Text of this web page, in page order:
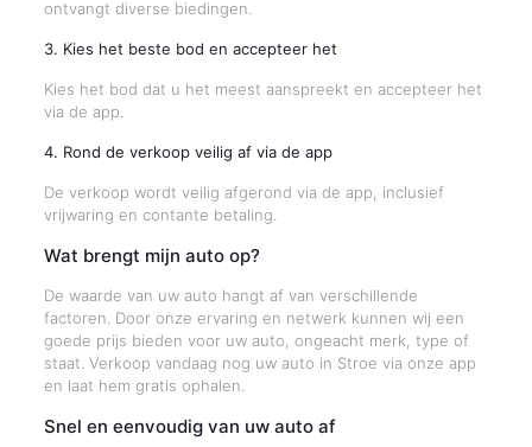
ontvangt diverse biedingen.
3. Kies het beste bod en accepteer het
Kies het bod dat u het meest aanspreekt en accepteer het
via de app.
4. Rond de verkoop veilig af via de app
De verkoop wordt veilig afgerond via de app, inclusief
vrijwaring en contante betaling.
Wat brengt mijn auto op?
De waarde van uw auto hangt af van verschillende
factoren. Door onze ervaring en netwerk kunnen wij een
goede prijs bieden voor uw auto, ongeacht merk, type of
staat. Verkoop vandaag nog uw auto in Stroe via onze app
en laat hem gratis ophalen.
Snel en eenvoudig van uw auto af